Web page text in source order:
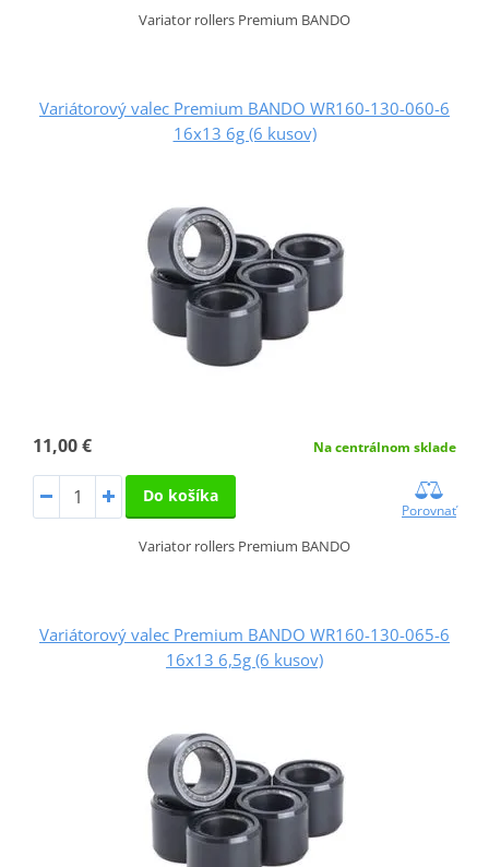
Variator rollers Premium BANDO
Variátorový valec Premium BANDO WR160-130-060-6
16x13 6g (6 kusov)
11,00 € Na centrálnom sklade
Do košíka
Porovnať
Variator rollers Premium BANDO
Variátorový valec Premium BANDO WR160-130-065-6
16x13 6,5g (6 kusov)